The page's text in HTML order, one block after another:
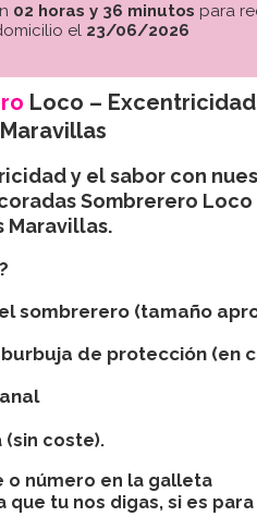
02 horas y 36 minutos para
el 23/06/2026
Loco –
y el sabor con
Sombrerero Loco
Maravillas.
sombrerero (tamaño
de protección (en
(sin coste).
o número en la galleta
que tu nos digas, si es